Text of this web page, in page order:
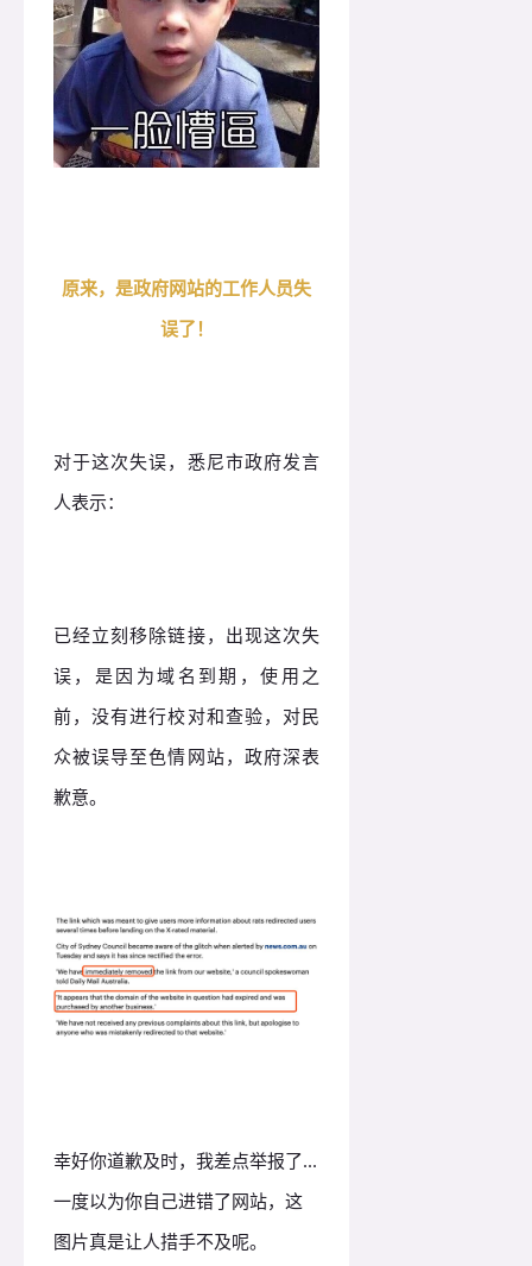
原来，是政府网站的工作人员失
误了！
对于这次失误，悉尼市政府发言
人表示：
已经立刻移除链接，出现这次失
误，是因为域名到期，使用之
前，没有进行校对和查验，对民
众被误导至色情网站，政府深表
歉意。
幸好你道歉及时，我差点举报了...
一度以为你自己进错了网站，这
图片真是让人措手不及呢。